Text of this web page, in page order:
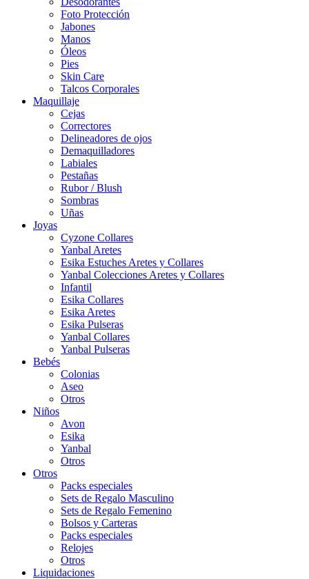
Foto Protección
Jabones
Manos
Óleos
Pies
Skin Care
Talcos Corporales
Maquillaje
Cejas
Correctores
Delineadores de ojos
Demaquilladores
Labiales
Pestañas
Rubor / Blush
Sombras
Uñas
Joyas
Cyzone Collares
Yanbal Aretes
Esika Estuches Aretes y Collares
Yanbal Colecciones Aretes y Collares
Infantil
Esika Collares
Esika Aretes
Esika Pulseras
Yanbal Collares
Yanbal Pulseras
Bebés
Colonias
Aseo
Otros
Niños
Avon
Esika
Yanbal
Otros
Otros
Packs especiales
Sets de Regalo Masculino
Sets de Regalo Femenino
Bolsos y Carteras
Packs especiales
Relojes
Otros
Liquidaciones